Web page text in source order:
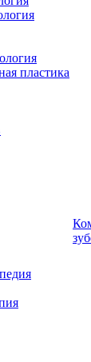
пластика